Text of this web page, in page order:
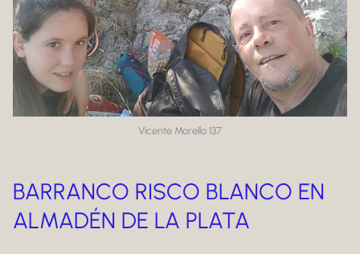
Vicente Morello 137
BARRANCO RISCO BLANCO EN
ALMADÉN DE LA PLATA